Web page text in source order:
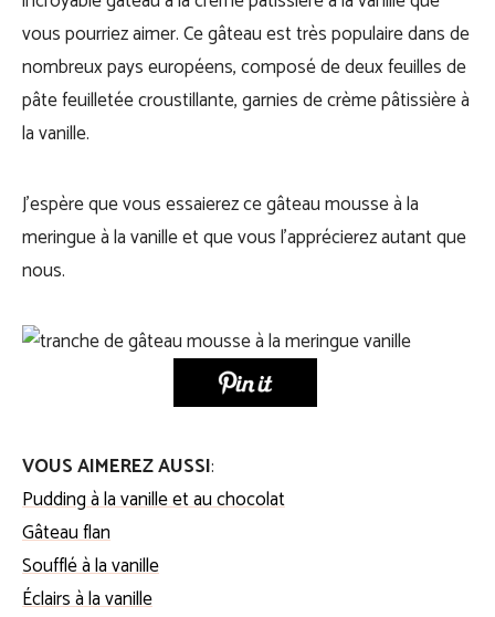
vous pourriez aimer. Ce gâteau est très populaire dans de
nombreux pays européens, composé de deux feuilles de
pâte feuilletée croustillante, garnies de crème pâtissière à
la vanille.
J’espère que vous essaierez ce gâteau mousse à la
meringue à la vanille et que vous l’apprécierez autant que
nous.
VOUS AIMEREZ AUSSI:
Pudding à la vanille et au chocolat
Gâteau flan
Soufflé à la vanille
Éclairs à la vanille